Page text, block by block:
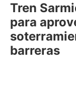
Tren
para
barreras